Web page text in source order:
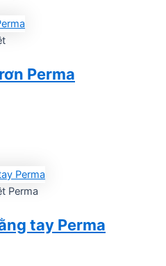
Perma
Perma
tay Perma